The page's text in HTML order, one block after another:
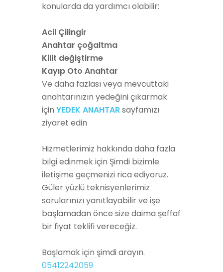
konularda da yardımcı olabilir:
Acil Çilingir
Anahtar çoğaltma
Kilit değiştirme
Kayıp Oto Anahtar
Ve daha fazlasıveya mevcuttaki
anahtarınızın yedeğini çıkarmak
için YEDEK ANAHTARsayfamızı
ziyaret edin
Hizmetlerimiz hakkında daha fazla
bilgi edinmek için Şimdi bizimle
iletişime geçmenizi rica ediyoruz.
Güler yüzlü teknisyenlerimiz
sorularınızı yanıtlayabilir ve işe
başlamadan önce size daima şeffaf
bir fiyat teklifi vereceğiz.
Başlamak için şimdi arayın.
05412242059